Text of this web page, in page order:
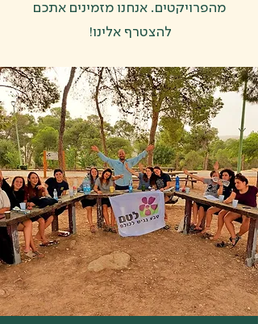
מהפרויקטים. אנחנו מזמינים אתכם
להצטרף אלינו!